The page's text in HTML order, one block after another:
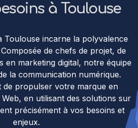
à Toulouse
Toulouse incarne la polyvalence
de chefs de projet, de
en marketing digital, notre équipe
la communication numérique.
de propulser votre marque en
en utilisant des solutions sur
précisément à vos besoins et
enjeux.